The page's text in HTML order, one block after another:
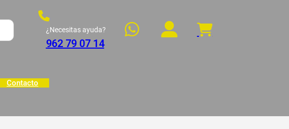
¿Necesitas ayuda?
962 79 07 14
Contacto